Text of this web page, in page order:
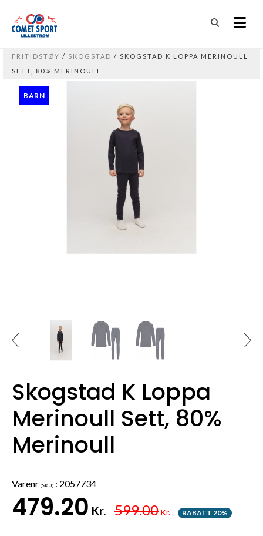
FRITIDSTØY / SKOGSTAD / SKOGSTAD K LOPPA MERINOULL
SETT, 80% MERINOULL
BARN
Skogstad K Loppa
Merinoull Sett, 80%
Merinoull
Varenr (SKU) : 2057734
479.20 Kr. 599.00 Kr. RABATT 20%